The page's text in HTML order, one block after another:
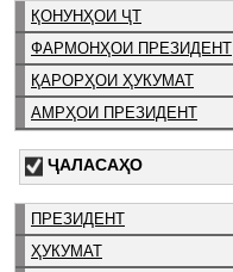
ҚОНУНҲОИ ҶТ
ФАРМОНҲОИ ПРЕЗИДЕНТ
ҚАРОРҲОИ ҲУКУМАТ
АМРҲОИ ПРЕЗИДЕНТ
ҶАЛАСАҲО
ПРЕЗИДЕНТ
ҲУКУМАТ